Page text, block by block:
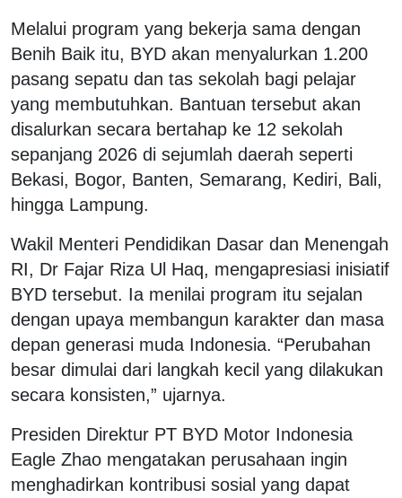
Melalui program yang bekerja sama dengan
Benih Baik itu, BYD akan menyalurkan 1.200
pasang sepatu dan tas sekolah bagi pelajar
yang membutuhkan. Bantuan tersebut akan
disalurkan secara bertahap ke 12 sekolah
sepanjang 2026 di sejumlah daerah seperti
Bekasi, Bogor, Banten, Semarang, Kediri, Bali,
hingga Lampung.
Wakil Menteri Pendidikan Dasar dan Menengah
RI, Dr Fajar Riza Ul Haq, mengapresiasi inisiatif
BYD tersebut. Ia menilai program itu sejalan
dengan upaya membangun karakter dan masa
depan generasi muda Indonesia. “Perubahan
besar dimulai dari langkah kecil yang dilakukan
secara konsisten,” ujarnya.
Presiden Direktur PT BYD Motor Indonesia
Eagle Zhao mengatakan perusahaan ingin
menghadirkan kontribusi sosial yang dapat